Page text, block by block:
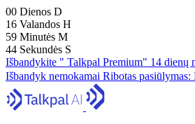
00 Dienos D
16 Valandos H
59 Minutės M
43 Sekundės S
Išbandykite " Talkpal Premium" 14 dienų
Išbandyk nemokamai Ribotas pasiūlymas: